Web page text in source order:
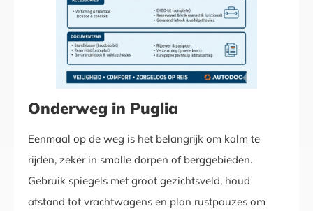
Onderweg in Puglia
Eenmaal op de weg is het belangrijk om kalm te
rijden, zeker in smalle dorpen of berggebieden.
Gebruik spiegels met groot gezichtsveld, houd
afstand tot vrachtwagens en plan rustpauzes om